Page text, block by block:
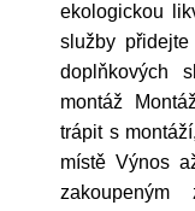
ekologickou
služby
doplňkových
montáž
trápit s
místě Výnos